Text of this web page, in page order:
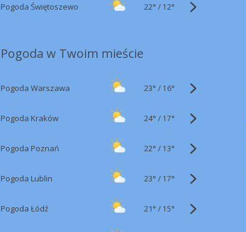
Pogoda Świętoszewo 22° / 12°
Pogoda w Twoim mieście
Pogoda Warszawa 23° / 16°
Pogoda Kraków 24° / 17°
Pogoda Poznań 22° / 13°
Pogoda Lublin 23° / 17°
Pogoda Łódź 21° / 15°